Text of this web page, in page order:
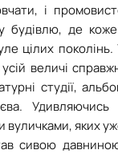
і
будівлю, де
цілих поколінь.
величі
студії,
Удивляючись
вуличками, яких
сивою